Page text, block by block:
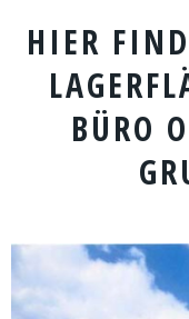
HIER
BÜRO